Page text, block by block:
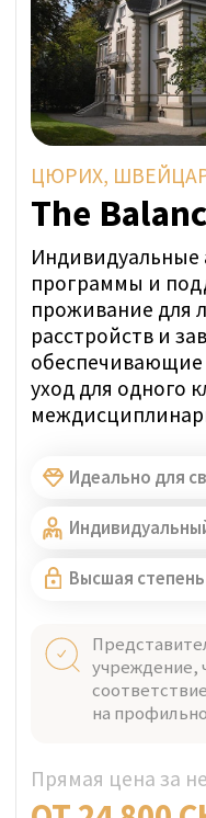
УЗНАТЬ
Самые частые
лечения